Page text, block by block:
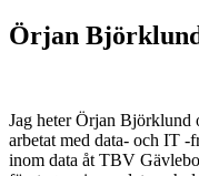
Örjan
Jag heter Örjan Björklund
arbetat med data- och IT -
inom data åt TBV